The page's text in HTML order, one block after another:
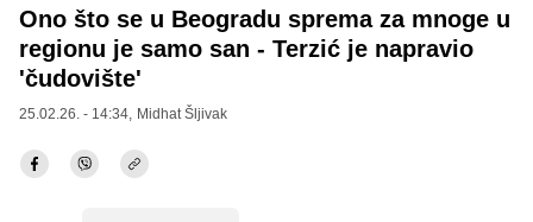
Ono što se u Beogradu sprema za mnoge u
regionu je samo san - Terzić je napravio
'čudovište'
25.02.26. - 14:34, Midhat Šljivak